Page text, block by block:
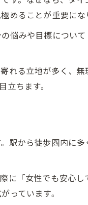
めることが重要にな
悩みや目標につい
れる立地が多く、
ちます。
駅から徒歩圏内に
に「女性でも安心
っています。